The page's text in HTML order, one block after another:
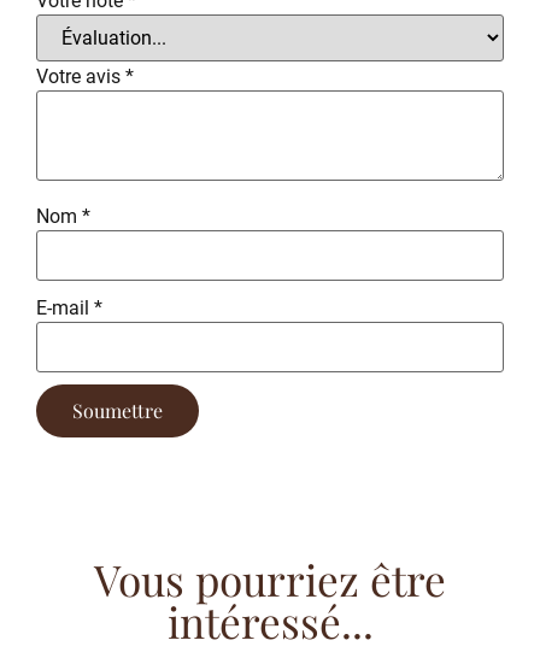
Votre avis *
Nom *
E-mail *
Vous pourriez être
intéressé...